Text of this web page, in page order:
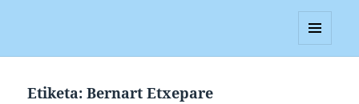
Etiketa:Bernart Etxepare